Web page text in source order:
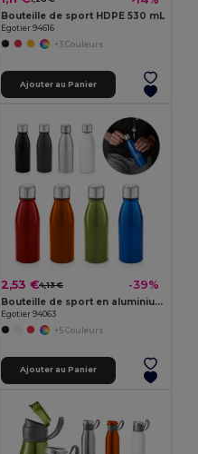
Bouteille de sport HDPE 530 mL
Egotier 94616
+3 Couleurs
Ajouter au Panier
2,53 €4,13 € -39%
Bouteille de sport en aluminium 500 mL
Egotier 94063
+5 Couleurs
Ajouter au Panier